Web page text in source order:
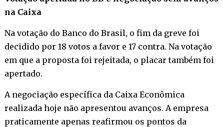
na Caixa
Na votação do Banco do Brasil, o fim da greve foi
decidido por 18 votos a favor e 17 contra. Na votação
em que a proposta foi rejeitada, o placar também foi
apertado.
A negociação específica da Caixa Econômica
realizada hoje não apresentou avanços. A empresa
praticamente apenas reafirmou os pontos da